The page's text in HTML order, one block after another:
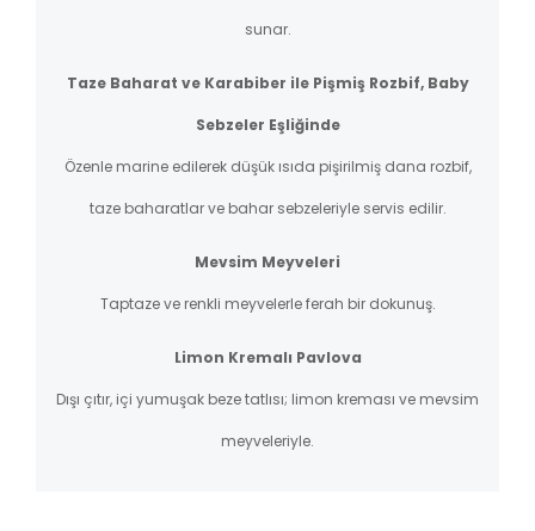
sunar.
Taze Baharat ve Karabiber ile Pişmiş Rozbif, Baby
Sebzeler Eşliğinde
Özenle marine edilerek düşük ısıda pişirilmiş dana rozbif,
taze baharatlar ve bahar sebzeleriyle servis edilir.
Mevsim Meyveleri
Taptaze ve renkli meyvelerle ferah bir dokunuş.
Limon Kremalı Pavlova
Dışı çıtır, içi yumuşak beze tatlısı; limon kreması ve mevsim
meyveleriyle.